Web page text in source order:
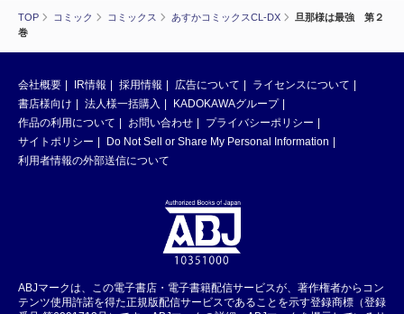
TOP コミック コミックス あすかコミックスCL-DX
旦那様は最強 第２
巻
会社概要 IR情報 採用情報 広告について
ライセンスについて
書店様向け
法人様一括購入
KADOKAWAグループ
作品の利用について
お問い合わせ
プライバシーポリシー
サイトポリシー
Do Not Sell or Share My Personal Information
利用者情報の外部送信について
ABJマークは、この電子書店・電子書籍配信サービスが、著作権者からコン
テンツ使用許諾を得た正規版配信サービスであることを示す登録商標（登録